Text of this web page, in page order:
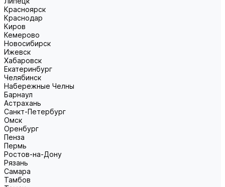
Красноярск
Краснодар
Киров
Кемерово
Новосибирск
Ижевск
Хабаровск
Екатеринбург
Челябинск
Набережные Челны
Барнаул
Астрахань
Санкт-Петербург
Омск
Оренбург
Пенза
Пермь
Ростов-на-Дону
Рязань
Самара
Тамбов